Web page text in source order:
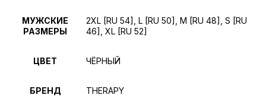
МУЖСКИЕ
РАЗМЕРЫ
2XL [RU 54], L [RU 50], M [RU 48], S [RU
46], XL [RU 52]
ЦВЕТ ЧЁРНЫЙ
БРЕНД THERAPY